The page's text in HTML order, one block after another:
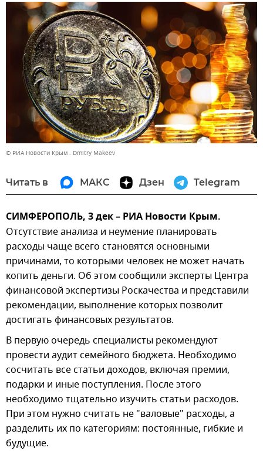
© РИА Новости Крым . Dmitry Makeev
Читать в МАКС Дзен Telegram
СИМФЕРОПОЛЬ, 3 дек – РИА Новости Крым.
Отсутствие анализа и неумение планировать
расходы чаще всего становятся основными
причинами, то которыми человек не может начать
копить деньги. Об этом сообщили эксперты Центра
финансовой экспертизы Роскачества и представили
рекомендации, выполнение которых позволит
достигать финансовых результатов.
В первую очередь специалисты рекомендуют
провести аудит семейного бюджета. Необходимо
сосчитать все статьи доходов, включая премии,
подарки и иные поступления. После этого
необходимо тщательно изучить статьи расходов.
При этом нужно считать не "валовые" расходы, а
разделить их по категориям: постоянные, гибкие и
будущие.